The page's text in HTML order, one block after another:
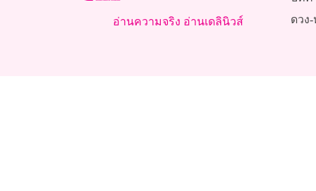
อ่านความจริง อ่านเดลินิวส์
ดวง